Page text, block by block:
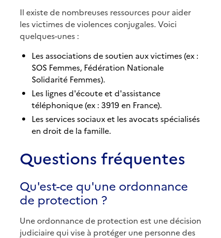
Il existe de nombreuses ressources pour aider
les victimes de violences conjugales. Voici
quelques-unes :
Les associations de soutien aux victimes (ex :
SOS Femmes, Fédération Nationale
Solidarité Femmes).
Les lignes d'écoute et d'assistance
téléphonique (ex : 3919 en France).
Les services sociaux et les avocats spécialisés
en droit de la famille.
Questions fréquentes
Qu'est-ce qu'une ordonnance
de protection ?
Une ordonnance de protection est une décision
judiciaire qui vise à protéger une personne des